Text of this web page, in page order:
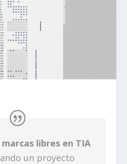
marcas libres en TIA
un proyecto